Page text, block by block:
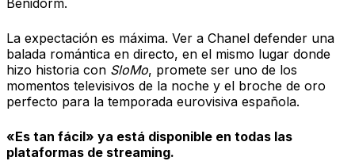
La expectación es máxima. Ver a Chanel defender una
balada romántica en directo, en el mismo lugar donde
hizo historia con SloMo, promete ser uno de los
momentos televisivos de la noche y el broche de oro
perfecto para la temporada eurovisiva española.
«Es tan fácil» ya está disponible en todas las
plataformas de streaming.